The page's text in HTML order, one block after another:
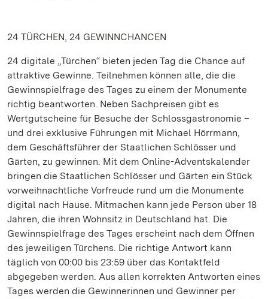
24 TÜRCHEN, 24 GEWINNCHANCEN
24 digitale „Türchen“ bieten jeden Tag die Chance auf
attraktive Gewinne. Teilnehmen können alle, die die
Gewinnspielfrage des Tages zu einem der Monumente
richtig beantworten. Neben Sachpreisen gibt es
Wertgutscheine für Besuche der Schlossgastronomie –
und drei exklusive Führungen mit Michael Hörrmann,
dem Geschäftsführer der Staatlichen Schlösser und
Gärten, zu gewinnen. Mit dem Online-Adventskalender
bringen die Staatlichen Schlösser und Gärten ein Stück
vorweihnachtliche Vorfreude rund um die Monumente
digital nach Hause. Mitmachen kann jede Person über 18
Jahren, die ihren Wohnsitz in Deutschland hat. Die
Gewinnspielfrage des Tages erscheint nach dem Öffnen
des jeweiligen Türchens. Die richtige Antwort kann
täglich von 00:00 bis 23:59 über das Kontaktfeld
abgegeben werden. Aus allen korrekten Antworten eines
Tages werden die Gewinnerinnen und Gewinner per